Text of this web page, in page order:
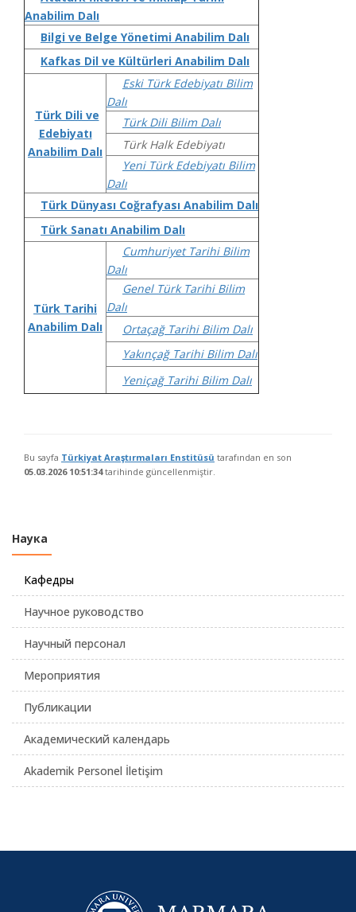
Anabilim Dalı
Bilgi ve Belge Yönetimi Anabilim Dalı
Kafkas Dil ve Kültürleri Anabilim Dalı
Türk Dili ve
Edebiyatı
Anabilim Dalı
Eski Türk Edebiyatı Bilim
Dalı
Türk Dili Bilim Dalı
Türk Halk Edebiyatı
Yeni Türk Edebiyatı Bilim
Dalı
Türk Dünyası Coğrafyası Anabilim Dalı
Türk Sanatı Anabilim Dalı
Türk Tarihi
Anabilim Dalı
Cumhuriyet Tarihi Bilim
Dalı
Genel Türk Tarihi Bilim
Dalı
Ortaçağ Tarihi Bilim Dalı
Yakınçağ Tarihi Bilim Dalı
Yeniçağ Tarihi Bilim Dalı
Bu sayfa Türkiyat Araştırmaları Enstitüsü tarafından en son
05.03.2026 10:51:34tarihinde güncellenmiştir.
Наука
Кафедры
Научное руководство
Научный персонал
Мероприятия
Публикации
Академический календарь
Akademik Personel İletişim